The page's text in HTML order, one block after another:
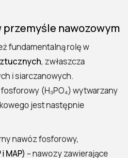
przemyśle nawozowym
fundamentalną rolę w
, zwłaszcza
i siarczanowych.
(H₃PO₄) wytwarzany
jest następnie
nawóz fosforowy,
MAP) – nawozy zawierające